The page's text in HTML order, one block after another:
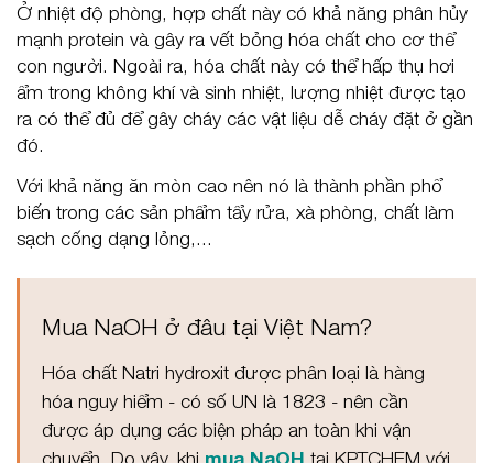
Ở nhiệt độ phòng, hợp chất này có khả năng phân hủy
mạnh protein và gây ra vết bỏng hóa chất cho cơ thể
con người. Ngoài ra, hóa chất này có thể hấp thụ hơi
ẩm trong không khí và sinh nhiệt, lượng nhiệt được tạo
ra có thể đủ để gây cháy các vật liệu dễ cháy đặt ở gần
đó.
Với khả năng ăn mòn cao nên nó là thành phần phổ
biến trong các sản phẩm tẩy rửa, xà phòng, chất làm
sạch cống dạng lỏng,...
Mua NaOH ở đâu tại Việt Nam?
Hóa chất Natri hydroxit được phân loại là hàng
hóa nguy hiểm - có số UN là 1823 - nên cần
được áp dụng các biện pháp an toàn khi vận
chuyển. Do vậy, khi mua NaOH tại KPTCHEM với